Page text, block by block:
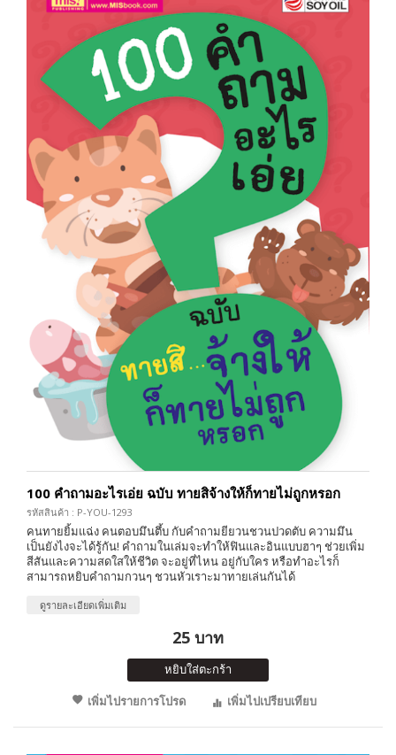
100 คำถามอะไรเอ่ย ฉบับ ทายสิจ้างให้ก็ทายไม่ถูกหรอก
รหัสสินค้า : P-YOU-1293
คนทายยิ้มแฉ่ง คนตอบมึนตึ้บ กับคำถามยียวนชวนปวดตับ ความมึน
เป็นยังไงจะได้รู้กัน! คำถามในเล่มจะทำให้ฟินและอินแบบฮาๆ ช่วยเพิ่ม
สีสันและความสดใสให้ชีวิต จะอยู่ที่ไหน อยู่กับใคร หรือทำอะไรก็
สามารถหยิบคำถามกวนๆ ชวนหัวเราะมาทายเล่นกันได้
ดูรายละเอียดเพิ่มเติม
25 บาท
หยิบใส่ตะกร้า
เพิ่มไปรายการโปรด
เพิ่มไปเปรียบเทียบ